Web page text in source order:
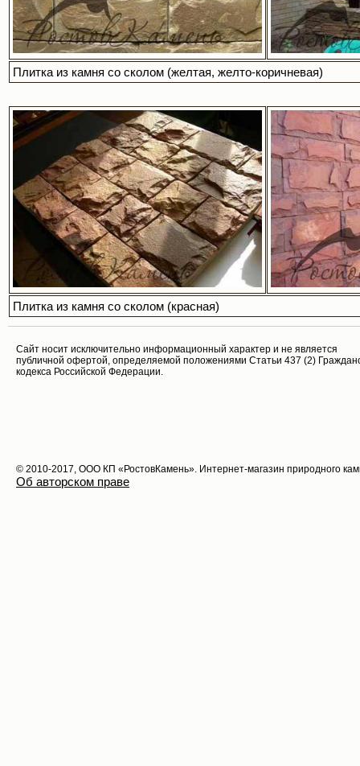
Плитка из камня со сколом (желтая, желто-коричневая)
Плитка из камня со сколом (красная)
Cайт носит исключительно информационный характер и не является
публичной офертой, определяемой положениями Статьи 437 (2)
кодекса Российской Федерации.
© 2010-2017, ООО КП «РостовКамень». Интернет-магазин природного
Об авторском праве